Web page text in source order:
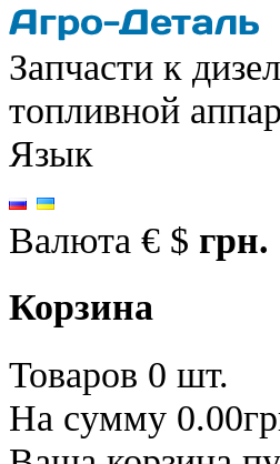
Запчасти к
топливной
Язык
Валюта € $ грн.
Корзина
Товаров 0 шт.
На сумму